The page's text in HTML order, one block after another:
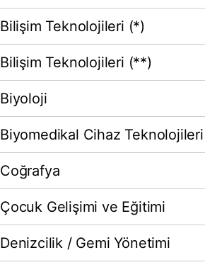
Bilişim Teknolojileri (*)
Bilişim Teknolojileri (**)
Biyoloji
Biyomedikal Cihaz Teknolojileri
Coğrafya
Çocuk Gelişimi ve Eğitimi
Denizcilik / Gemi Yönetimi